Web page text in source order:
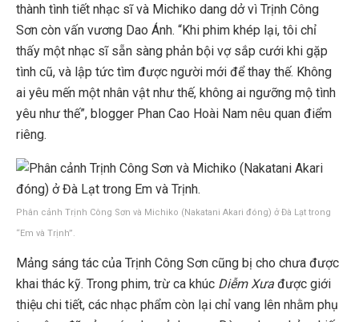
thành tình tiết nhạc sĩ và Michiko dang dở vì Trịnh Công
Sơn còn vấn vương Dao Ánh. “Khi phim khép lại, tôi chỉ
thấy một nhạc sĩ sẵn sàng phản bội vợ sắp cưới khi gặp
tình cũ, và lập tức tìm được người mới để thay thế. Không
ai yêu mến một nhân vật như thế, không ai ngưỡng mộ tình
yêu như thế”, blogger Phan Cao Hoài Nam nêu quan điểm
riêng.
Phân cảnh Trịnh Công Sơn và Michiko (Nakatani Akari đóng) ở Đà Lạt trong
“Em và Trịnh”.
Mảng sáng tác của Trịnh Công Sơn cũng bị cho chưa được
khai thác kỹ. Trong phim, trừ ca khúc Diễm Xưa được giới
thiệu chi tiết, các nhạc phẩm còn lại chỉ vang lên nhằm phụ